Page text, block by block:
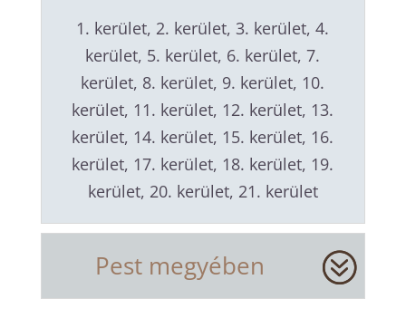
1. kerület, 2. kerület, 3. kerület, 4.
kerület, 5. kerület, 6. kerület, 7.
kerület, 8. kerület, 9. kerület, 10.
kerület, 11. kerület, 12. kerület, 13.
kerület, 14. kerület, 15. kerület, 16.
kerület, 17. kerület, 18. kerület, 19.
kerület, 20. kerület, 21. kerület
Pest megyében